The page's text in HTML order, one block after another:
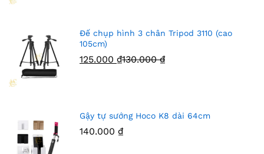
Đế chụp hình 3 chân Tripod 3110 (cao
105cm)
125.000 ₫130.000₫
Gậy tự sướng Hoco K8 dài 64cm
140.000 ₫